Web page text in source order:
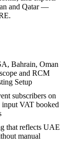
and Qatar —
Bahrain, Oman
and RCM
Setup
subscribers on
VAT booked
that reflects UAE
manual